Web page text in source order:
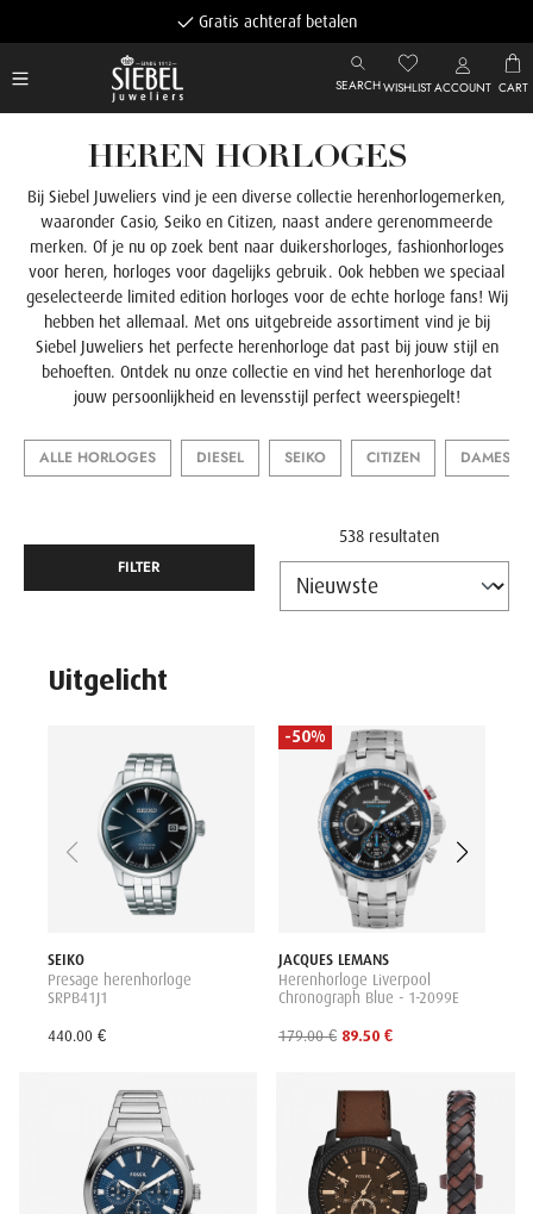
Gratis achteraf betalen
SEARCHWISHLISTACCOUNT CART
HEREN HORLOGES
Bij Siebel Juweliers vind je een diverse collectie herenhorlogemerken,
waaronder Casio, Seiko en Citizen, naast andere gerenommeerde
merken. Of je nu op zoek bent naar duikershorloges, fashionhorloges
voor heren, horloges voor dagelijks gebruik. Ook hebben we speciaal
geselecteerde limited edition horloges voor de echte horloge fans! Wij
hebben het allemaal. Met ons uitgebreide assortiment vind je bij
Siebel Juweliers het perfecte herenhorloge dat past bij jouw stijl en
behoeften. Ontdek nu onze collectie en vind het herenhorloge dat
jouw persoonlijkheid en levensstijl perfect weerspiegelt!
ALLE HORLOGES DIESEL SEIKO CITIZEN DAMES
FILTER
538 resultaten
Uitgelicht
SEIKO
Presage herenhorloge
SRPB41J1
440.00 €
-50%
JACQUES LEMANS
Herenhorloge Liverpool
Chronograph Blue - 1-2099E
179.00 € 89.50 €